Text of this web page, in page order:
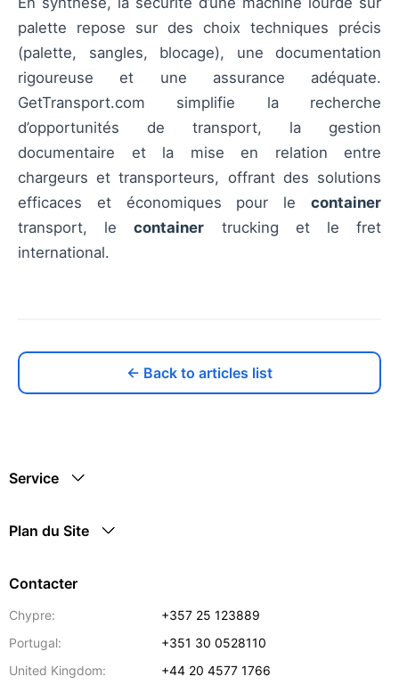
palette repose sur des choix techniques précis
(palette, sangles, blocage), une documentation
rigoureuse et une assurance adéquate.
GetTransport.com simplifie la recherche
d’opportunités de transport, la gestion
documentaire et la mise en relation entre
chargeurs et transporteurs, offrant des solutions
efficaces et économiques pour le container
transport, lecontainer trucking et le fret
international.
← Back to articles list
Service
Plan du Site
Contacter
Chypre:
+357 25 123889
Portugal:
+351 30 0528110
United Kingdom:
+44 20 4577 1766